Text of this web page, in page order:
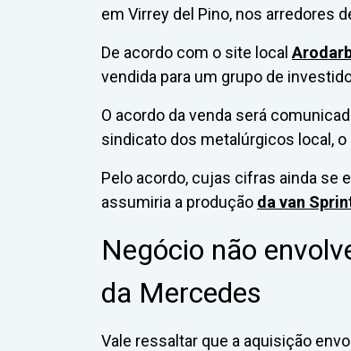
em Virrey del Pino, nos arredores
De acordo com o site local
vendida para um grupo de
O acordo da venda será
sindicato dos metalúrgicos local, o
Pelo acordo, cujas cifras ainda se
assumiria a produção da van
Negócio não
da Mercedes
Vale ressaltar que a aquisição